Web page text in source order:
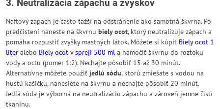
3. Neutralizácia zápachu a zvyškov
Naftový zápach je často ťažší na odstránenie ako samotná škvrna. Po
predčistení naneste na škvrnu biely ocot, ktorý neutralizuje zápach a
pomáha rozpustiť zvyšky mastných látok. Môžete si kúpiť Biely ocot 1
liter alebo Biely ocot v spreji 500 ml a namočiť škvrnu do roztoku
vody a octu (pomer 1:2). Nechajte pôsobiť 15 až 30 minút.
Alternatívne môžete použiť jedlú sódu, ktorú zmiešate s vodou na
hustú kašičku, nanesiete na škvrnu a nechajte pôsobiť 20 minút.
Jedlá sóda je výborná na neutralizáciu zápachu a zároveň jemne čistí
tkaninu.